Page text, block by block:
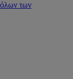
των